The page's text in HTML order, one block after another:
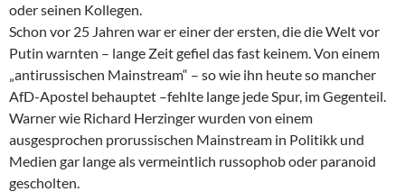
oder seinen Kollegen.
Schon vor 25 Jahren war er einer der ersten, die die Welt vor
Putin warnten – lange Zeit gefiel das fast keinem. Von einem
„antirussischen Mainstream“ – so wie ihn heute so mancher
AfD-Apostel behauptet –fehlte lange jede Spur, im Gegenteil.
Warner wie Richard Herzinger wurden von einem
ausgesprochen prorussischen Mainstream in Politikk und
Medien gar lange als vermeintlich russophob oder paranoid
gescholten.